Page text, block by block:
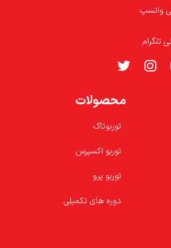
واتسپ
محصولات
توربوتاک
توربو اکسپرس
توربو پرو
دوره های تکمیلی